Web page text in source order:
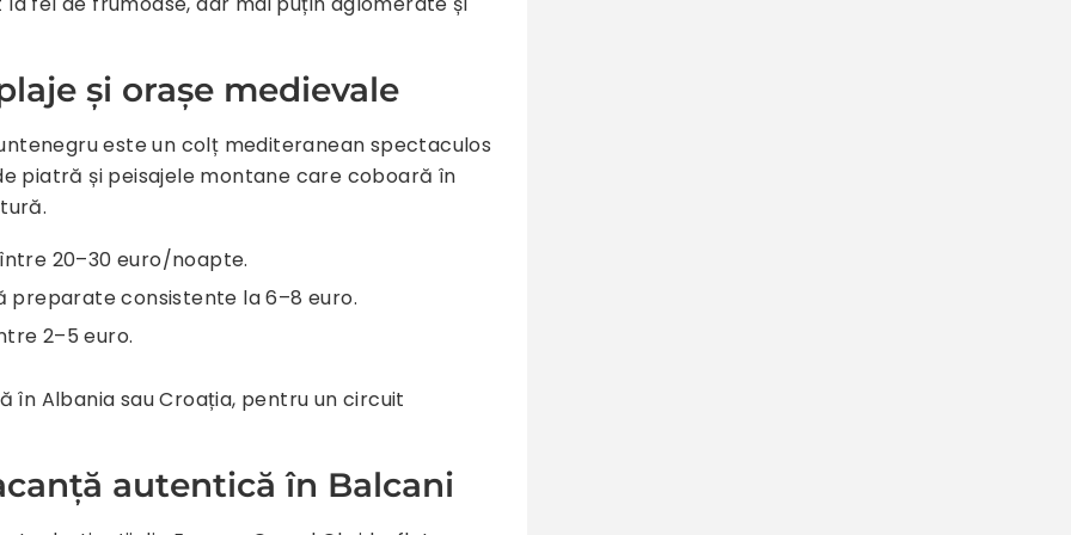
și orașe medievale
este un colț mediteranean spectaculos
piatră și peisajele montane care coboară în
20–30 euro/noapte.
preparate consistente la 6–8 euro.
2–5 euro.
în Albania sau Croația, pentru un circuit
autentică în Balcani